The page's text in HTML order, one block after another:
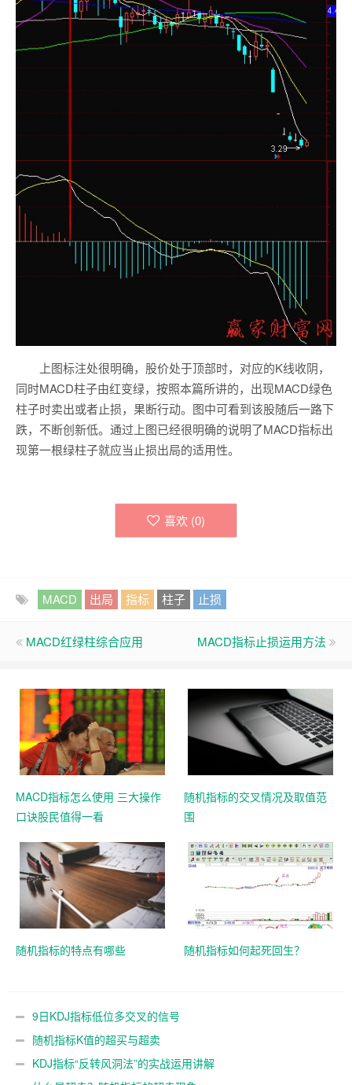
上图标注处很明确，股价处于顶部时，对应的K线收阴，
同时MACD柱子由红变绿，按照本篇所讲的，出现MACD绿色
柱子时卖出或者止损，果断行动。图中可看到该股随后一路下
跌，不断创新低。通过上图已经很明确的说明了MACD指标出
现第一根绿柱子就应当止损出局的适用性。
喜欢 (0)
MACD 出局 指标 柱子 止损
MACD红绿柱综合应用 MACD指标止损运用方法
MACD指标怎么使用 三大操作
口诀股民值得一看
随机指标的交叉情况及取值范
围
随机指标的特点有哪些 随机指标如何起死回生？
9日KDJ指标低位多交叉的信号
随机指标K值的超买与超卖
KDJ指标“反转风洞法”的实战运用讲解